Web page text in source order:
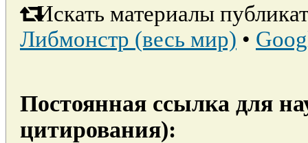
Искать материалы
Либмонстр (весь мир) •
Постоянная ссылка для
цитирования):